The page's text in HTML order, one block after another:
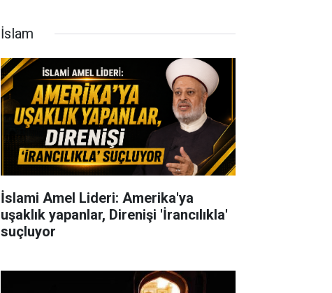
İslam
İslami Amel Lideri: Amerika'ya
uşaklık yapanlar, Direnişi 'İrancılıkla'
suçluyor